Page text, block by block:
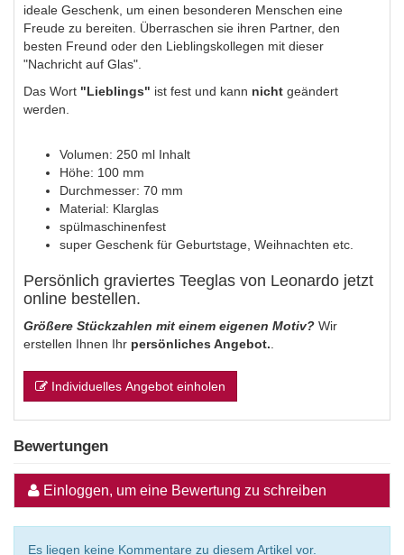
ideale Geschenk, um einen besonderen Menschen eine
Freude zu bereiten. Überraschen sie ihren Partner, den
besten Freund oder den Lieblingskollegen mit dieser
"Nachricht auf Glas".
Das Wort "Lieblings" ist fest und kann nicht geändert
werden.
Volumen: 250 ml Inhalt
Höhe: 100 mm
Durchmesser: 70 mm
Material: Klarglas
spülmaschinenfest
super Geschenk für Geburtstage, Weihnachten etc.
Persönlich graviertes Teeglas von Leonardo jetzt
online bestellen.
Größere Stückzahlen mit einem eigenen Motiv? Wir
erstellen Ihnen Ihr persönliches Angebot.
Individuelles Angebot einholen
Bewertungen
Einloggen, um eine Bewertung zu schreiben
Es liegen keine Kommentare zu diesem Artikel vor.